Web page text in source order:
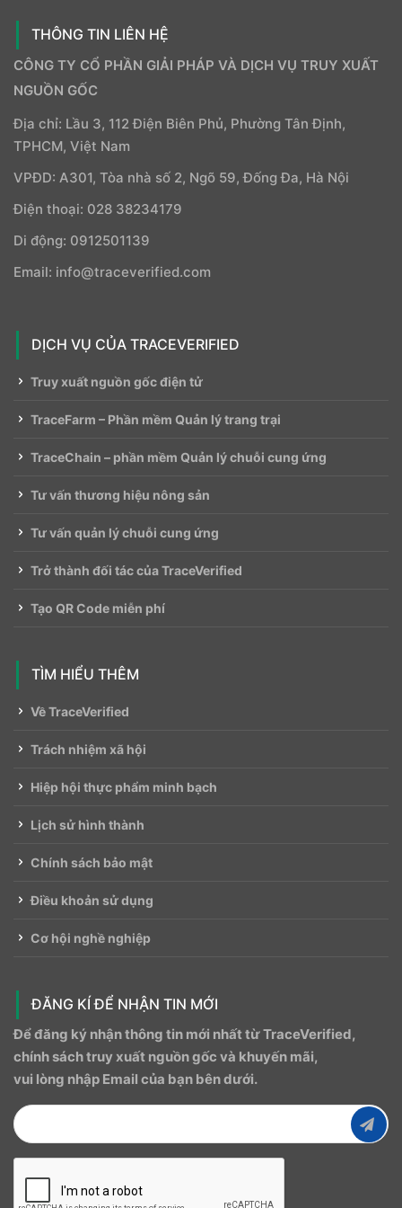
THÔNG TIN LIÊN HỆ
CÔNG TY CỔ PHẦN GIẢI PHÁP VÀ DỊCH VỤ TRUY XUẤT
NGUỒN GỐC
Địa chỉ: Lầu 3, 112 Điện Biên Phủ, Phường Tân Định,
TPHCM, Việt Nam
VPĐD: A301, Tòa nhà số 2, Ngõ 59, Đống Đa, Hà Nội
Điện thoại: 028 38234179
Di động: 0912501139
Email: info@traceverified.com
DỊCH VỤ CỦA TRACEVERIFIED
Truy xuất nguồn gốc điện tử
TraceFarm – Phần mềm Quản lý trang trại
TraceChain – phần mềm Quản lý chuỗi cung ứng
Tư vấn thương hiệu nông sản
Tư vấn quản lý chuỗi cung ứng
Trở thành đối tác của TraceVerified
Tạo QR Code miễn phí
TÌM HIỂU THÊM
Về TraceVerified
Trách nhiệm xã hội
Hiệp hội thực phẩm minh bạch
Lịch sử hình thành
Chính sách bảo mật
Điều khoản sử dụng
Cơ hội nghề nghiệp
ĐĂNG KÍ ĐỂ NHẬN TIN MỚI
Để đăng ký nhận thông tin mới nhất từ ​​TraceVerified,
chính sách truy xuất nguồn gốc và khuyến mãi,
vui lòng nhập Email của bạn bên dưới.